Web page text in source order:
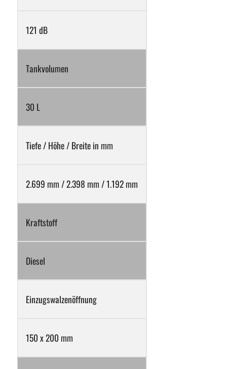
121 dB
Tankvolumen
30 L
Tiefe / Höhe / Breite in mm
2.699 mm / 2.398 mm / 1.192 mm
Kraftstoff
Diesel
Einzugswalzenöffnung
150 x 200 mm